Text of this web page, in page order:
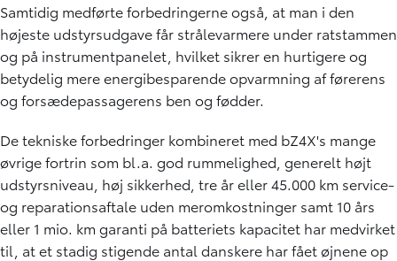
Samtidig medførte forbedringerne også, at man i den
højeste udstyrsudgave får strålevarmere under ratstammen
og på instrumentpanelet, hvilket sikrer en hurtigere og
betydelig mere energibesparende opvarmning af førerens
og forsædepassagerens ben og fødder.
De tekniske forbedringer kombineret med bZ4X's mange
øvrige fortrin som bl.a. god rummelighed, generelt højt
udstyrsniveau, høj sikkerhed, tre år eller 45.000 km service-
og reparationsaftale uden meromkostninger samt 10 års
eller 1 mio. km garanti på batteriets kapacitet har medvirket
til, at et stadig stigende antal danskere har fået øjnene op